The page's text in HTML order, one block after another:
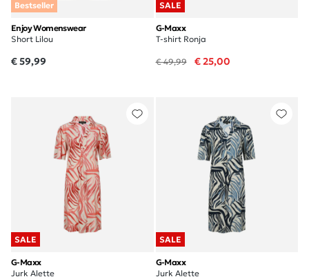
Bestseller
Enjoy Womenswear
Short Lilou
€ 59,99
SALE
G-Maxx
T-shirt Ronja
€ 49,99 € 25,00
SALE
G-Maxx
Jurk Alette
SALE
G-Maxx
Jurk Alette